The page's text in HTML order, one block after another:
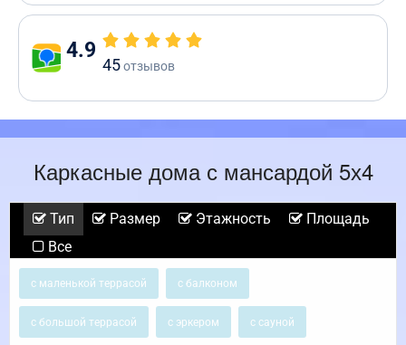
4.9
45отзывов
Каркасные дома с мансардой 5х4
Тип Размер Этажность
Площадь
Все
с маленькой террасой с балконом
с большой террасой с эркером с сауной